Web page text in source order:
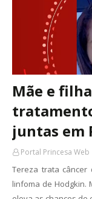
Mãe e
juntas em
Portal Princesa Web
Tereza trata câncer
linfoma de Hodgkin.